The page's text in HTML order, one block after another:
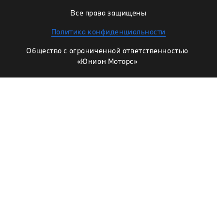
Все права защищены
Политика конфиденциальности
Общество с ограниченной ответственностью
«Юнион Моторс»